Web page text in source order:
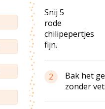
Snij 5
rode
chilipepertjes
fijn.
2
Bak het
zonder